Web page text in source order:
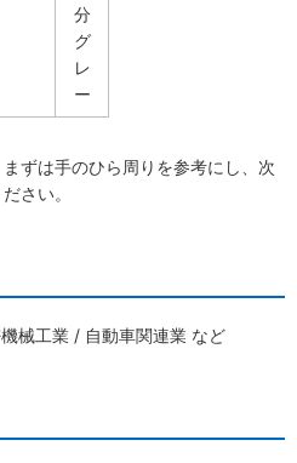
分
グ
レ
ー
ずは手のひら周りを参考にし、次
さい。
械工業 / 自動車関連業 など